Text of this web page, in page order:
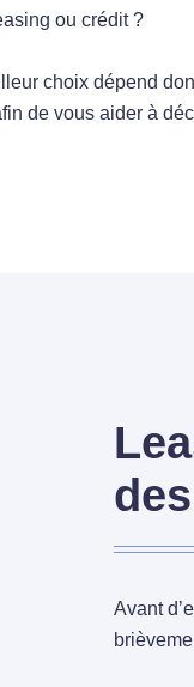
ou crédit ?
choix dépend
de vous aider à
Avant